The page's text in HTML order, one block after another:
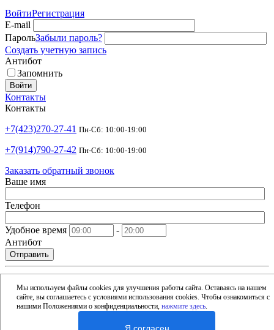
Мы используем файлы cookies для улучшения работы сайта. Оставаясь на нашем
сайте, вы соглашаетесь с условиями использования cookies. Чтобы ознакомиться с
нашими Положениями о конфиденциальности,нажмите здесь.
ВойтиРегистрация
E-mail
ПарольЗабыли пароль?
Создать учетную запись
Антибот
Запомнить
Войти
Контакты
Контакты
+7(423)270-27-41 Пн-Сб: 10:00-19:00
+7(914)790-27-42 Пн-Сб: 10:00-19:00
Заказать обратный звонок
Ваше имя
Телефон
Удобное время
-
Антибот
Отправить
Email
Адрес
Россия, Владивосток, 15-я улица, 1Б